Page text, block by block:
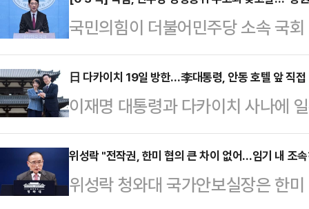
성이 매우 크다"며 이 같이 말했다.
매출 비율은 12.5%에 이르고, 460
업체도 1700여 개에 달하는 매우
이 불러올 중대한 파급효과를 생각
이 청와대…
국민의힘이 더불어민주당 소속 국
위반 고발에 대해 무고죄로 맞고발
위 '이재명 공소취소 저지 특위' 위
북에 "민주당 서영교, 이주희, 김남
주 의원은 "성평등가족위 소속 서
여하기는커녕 국민의힘 의원들을
민주당 서울시장 후보 검증을 막고
日 다카이치 19일 방한…李대통령, 안동 호텔 앞 직접
이재명 대통령과 다카이치 사나에
19일 한일 정상회담을 연다.강유정
통해 "다카이치 총리의 이번 방한은
상회담이자 금년 들어 두 번째 셔틀
위성락 "전작권, 한미 협의 큰 차이 없어…임기 내 조
위성락 청와대 국가안보실장은 한